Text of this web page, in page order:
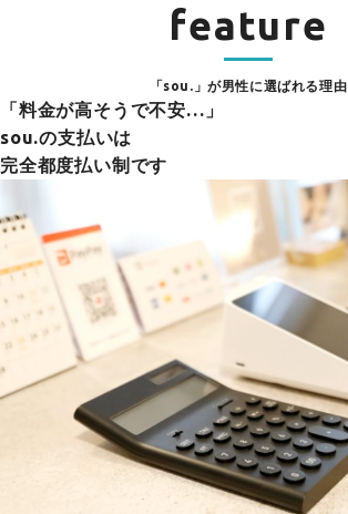
feature
「sou.」が男性に選ばれる理由
「料金が高そうで不安…」
sou.の支払いは
完全都度払い制です